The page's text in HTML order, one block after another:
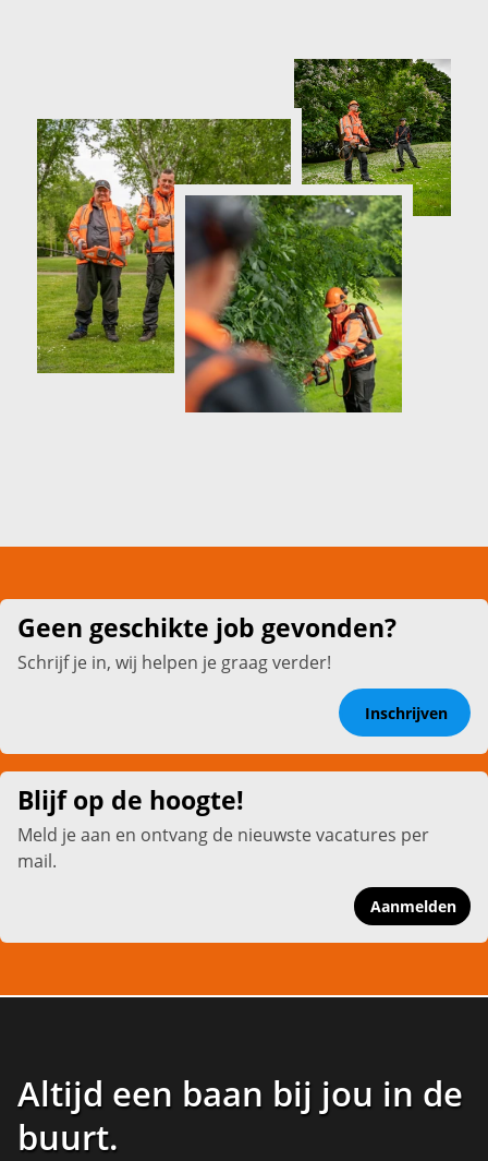
Geen geschikte job gevonden?
Schrijf je in, wij helpen je graag verder!
Inschrijven
Blijf op de hoogte!
Meld je aan en ontvang de nieuwste vacatures per
mail.
Aanmelden
Altijd een baan bij jou in de
buurt.